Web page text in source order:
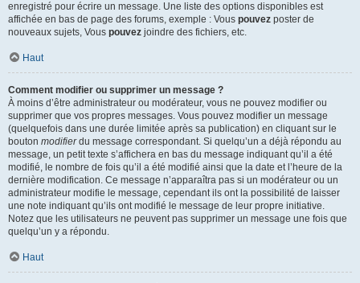
enregistré pour écrire un message. Une liste des options disponibles est
affichée en bas de page des forums, exemple : Vous pouvez poster de
nouveaux sujets, Vous pouvez joindre des fichiers, etc.
Haut
Comment modifier ou supprimer un message ?
À moins d’être administrateur ou modérateur, vous ne pouvez modifier ou
supprimer que vos propres messages. Vous pouvez modifier un message
(quelquefois dans une durée limitée après sa publication) en cliquant sur le
bouton modifierdu message correspondant. Si quelqu’un a déjà répondu au
message, un petit texte s’affichera en bas du message indiquant qu’il a été
modifié, le nombre de fois qu’il a été modifié ainsi que la date et l’heure de la
dernière modification. Ce message n’apparaîtra pas si un modérateur ou un
administrateur modifie le message, cependant ils ont la possibilité de laisser
une note indiquant qu’ils ont modifié le message de leur propre initiative.
Notez que les utilisateurs ne peuvent pas supprimer un message une fois que
quelqu’un y a répondu.
Haut